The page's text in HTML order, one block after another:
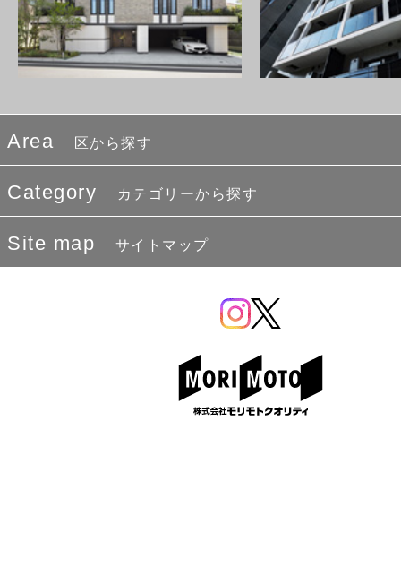
Area 区から探す
Category カテゴリーから探す
Site map サイトマップ